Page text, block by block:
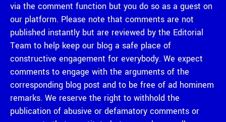
via the comment function but you do so as a guest on
our platform. Please note that comments are not
published instantly but are reviewed by the Editorial
Team to help keep our blog a safe place of
constructive engagement for everybody. We expect
comments to engage with the arguments of the
corresponding blog post and to be free of ad hominem
remarks. We reserve the right to withhold the
publication of abusive or defamatory comments or